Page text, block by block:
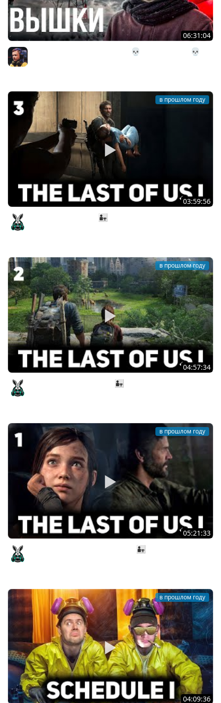
06:31:04
11# Радиовышки на Страдание 💀 The Long Dark 💀
в прошлом году
03:59:56
Джоел спасает Элли 👨‍👧 The Last of Us Part I [PC 2022]
в прошлом году
04:57:34
Джоел даёт Элли оружие 👨‍👧 The Last of Us Part I [PC
в прошлом году
05:21:33
Джоэл впервые встречает Элли 👨‍👧 The Last of Us Part
в прошлом году
04:09:36